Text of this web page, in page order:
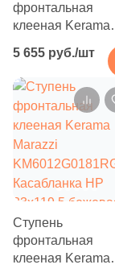
Panaria (4)
Pardis Ceram
Pars Tile (2)
Peronda (288)
Persepolis Tile (
Persian Tile (
Petracers (4)
фронтальная
клееная Kerama
Касабланка HP
33x119.5 серая
светлая матовая
камень
5 655 руб./шт
Ступень
фронтальная
клееная Kerama